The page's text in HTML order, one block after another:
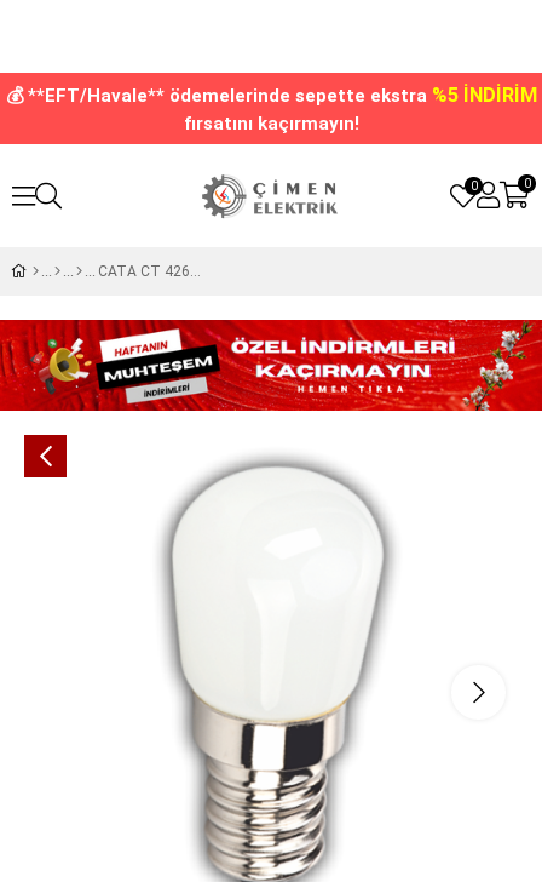
💰 **EFT/Havale** ödemelerinde sepette ekstra %5 İNDİRİM
fırsatını kaçırmayın!
0
0
CATA CT 4261 Led Buzdolabı Ampul 2W Beyaz Işık 6400K E14 Duy